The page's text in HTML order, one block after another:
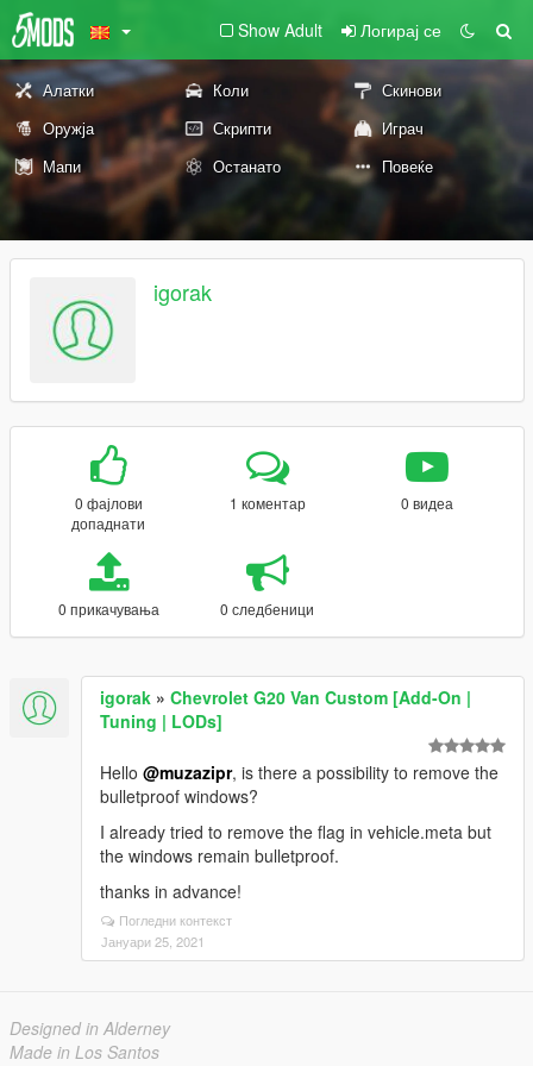
Show Adult Логирај се
Алатки Коли
Скинови
Оружја
Скрипти
Играч
Мапи
Останато Повеќе
igorak
0 фајлови
допаднати
1 коментар 0 видеа
0 прикачувања 0 следбеници
igorak » Chevrolet G20 Van Custom [Add-On |
Tuning | LODs]
Hello @muzazipr, is there a possibility to remove the
bulletproof windows?
I already tried to remove the flag in vehicle.meta but
the windows remain bulletproof.
thanks in advance!
Погледни контекст
Јануари 25, 2021
Designed in Alderney
Made in Los Santos